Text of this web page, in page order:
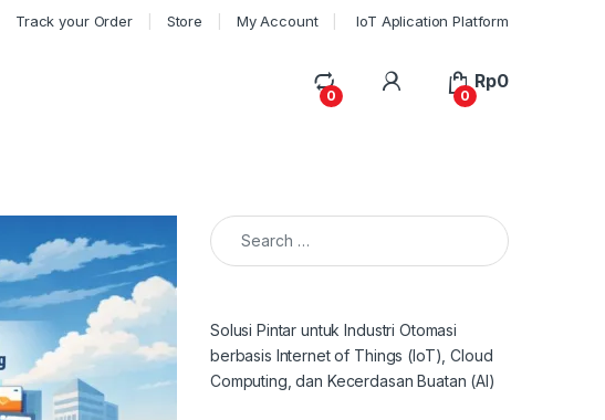
Track your Order Store My Account IoT Aplication Platform
0
My Account
0
Rp0
Search for:
Solusi Pintar untuk Industri Otomasi
berbasis Internet of Things (IoT), Cloud
Computing, dan Kecerdasan Buatan (AI)